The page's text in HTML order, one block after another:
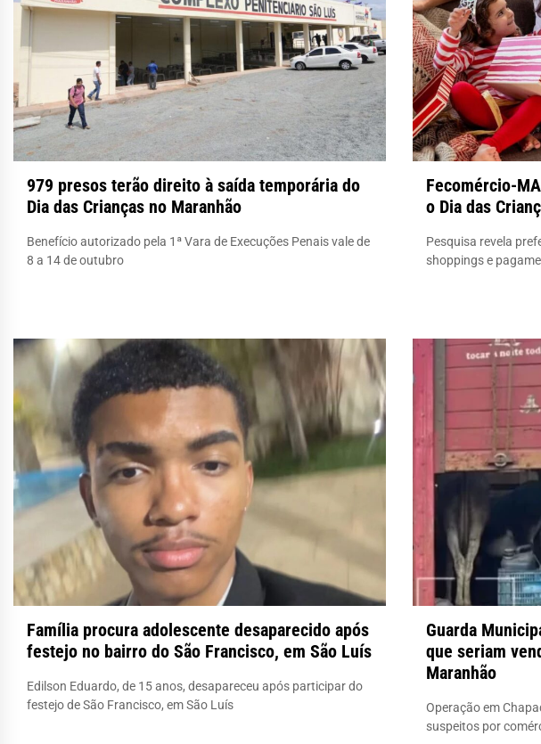
979 presos terão direito à saída temporária do
Dia das Crianças no Maranhão
Benefício autorizado pela 1ª Vara de Execuções Penais vale de
8 a 14 de outubro
Fecomércio-
o Dia das
Pesquisa revela
shoppings e
Família procura adolescente desaparecido após
festejo no bairro do São Francisco, em São Luís
Edilson Eduardo, de 15 anos, desapareceu após participar do
festejo de São Francisco, em São Luís
Guarda
que seriam
Maranhão
Operação em
suspeitos por